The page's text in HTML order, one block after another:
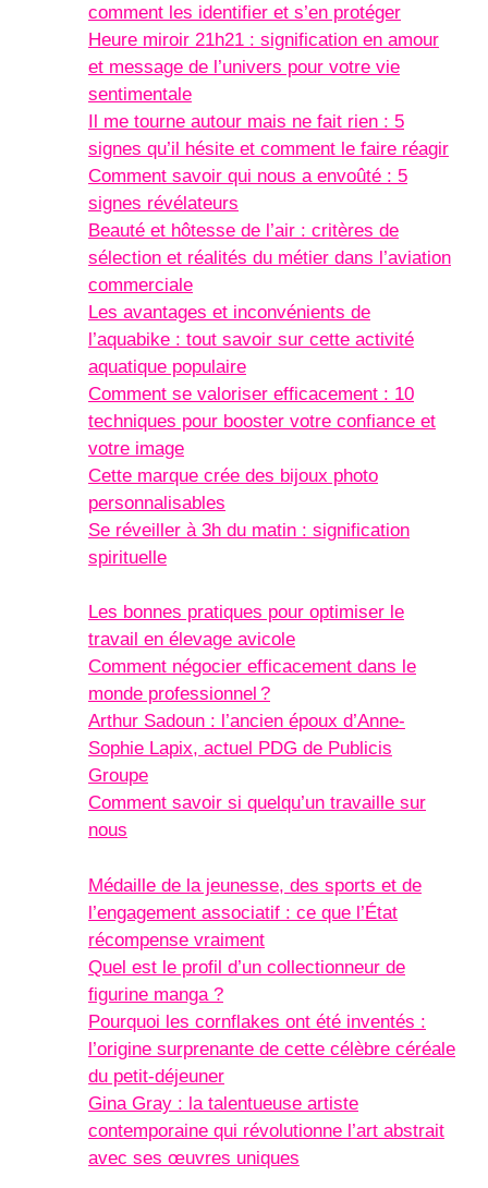
comment les identifier et s’en protéger
Heure miroir 21h21 : signification en amour
et message de l’univers pour votre vie
sentimentale
Il me tourne autour mais ne fait rien : 5
signes qu’il hésite et comment le faire réagir
Comment savoir qui nous a envoûté : 5
signes révélateurs
Beauté et hôtesse de l’air : critères de
sélection et réalités du métier dans l’aviation
commerciale
Les avantages et inconvénients de
l’aquabike : tout savoir sur cette activité
aquatique populaire
Comment se valoriser efficacement : 10
techniques pour booster votre confiance et
votre image
Cette marque crée des bijoux photo
personnalisables
Se réveiller à 3h du matin : signification
spirituelle
Les bonnes pratiques pour optimiser le
travail en élevage avicole
Comment négocier efficacement dans le
monde professionnel ?
Arthur Sadoun : l’ancien époux d’Anne-
Sophie Lapix, actuel PDG de Publicis
Groupe
Comment savoir si quelqu’un travaille sur
nous
Médaille de la jeunesse, des sports et de
l’engagement associatif : ce que l’État
récompense vraiment
Quel est le profil d’un collectionneur de
figurine manga ?
Pourquoi les cornflakes ont été inventés :
l’origine surprenante de cette célèbre céréale
du petit-déjeuner
Gina Gray : la talentueuse artiste
contemporaine qui révolutionne l’art abstrait
avec ses œuvres uniques